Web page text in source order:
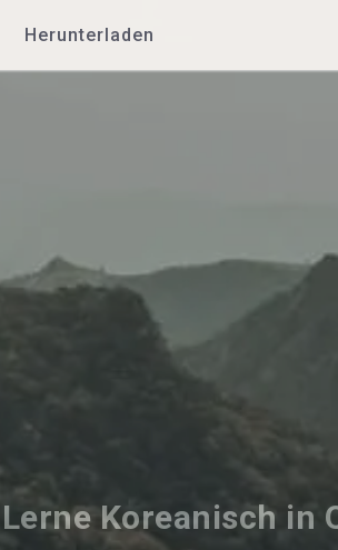
Herunterladen
Lerne Koreanisch in